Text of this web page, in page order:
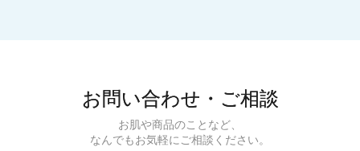
お問い合わせ・ご相談
お肌や商品のことなど、
なんでもお気軽にご相談ください。